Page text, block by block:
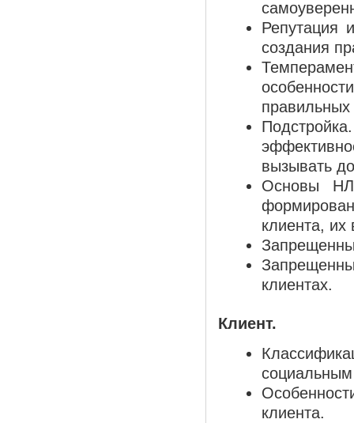
Репутация
создания
вызывать
Основы
клиента, их
клиентах.
Клиент.
социальным
клиента.